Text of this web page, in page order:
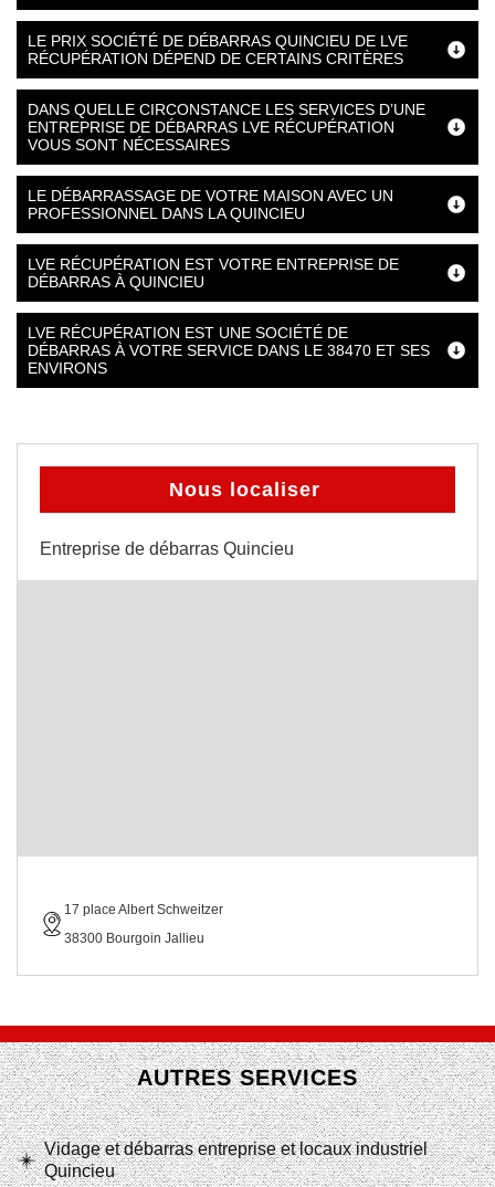
LE PRIX SOCIÉTÉ DE DÉBARRAS QUINCIEU DE LVE
RÉCUPÉRATION DÉPEND DE CERTAINS CRITÈRES
DANS QUELLE CIRCONSTANCE LES SERVICES D’UNE
ENTREPRISE DE DÉBARRAS LVE RÉCUPÉRATION
VOUS SONT NÉCESSAIRES
LE DÉBARRASSAGE DE VOTRE MAISON AVEC UN
PROFESSIONNEL DANS LA QUINCIEU
LVE RÉCUPÉRATION EST VOTRE ENTREPRISE DE
DÉBARRAS À QUINCIEU
LVE RÉCUPÉRATION EST UNE SOCIÉTÉ DE
DÉBARRAS À VOTRE SERVICE DANS LE 38470 ET SES
ENVIRONS
Nous localiser
Entreprise de débarras Quincieu
17 place Albert Schweitzer
38300 Bourgoin Jallieu
AUTRES SERVICES
Vidage et débarras entreprise et locaux industriel
Quincieu